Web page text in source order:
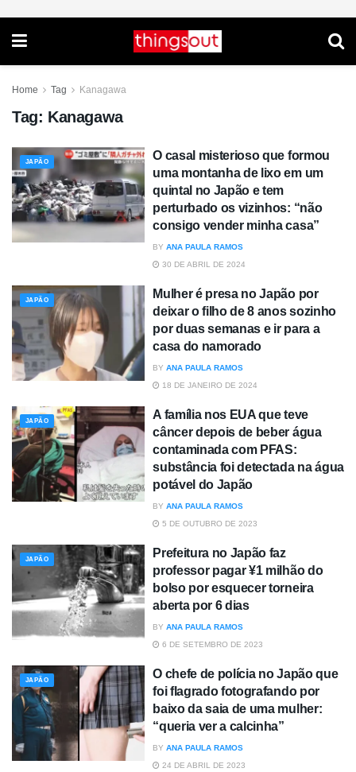
Home Tag Kanagawa
Tag: Kanagawa
JAPÃO
O casal misterioso que formou
uma montanha de lixo em um
quintal no Japão e tem
perturbado os vizinhos: “não
consigo vender minha casa”
BY ANA PAULA RAMOS
30 DE ABRIL DE 2024
JAPÃO
Mulher é presa no Japão por
deixar o filho de 8 anos sozinho
por duas semanas e ir para a
casa do namorado
BY ANA PAULA RAMOS
18 DE JANEIRO DE 2024
JAPÃO
A família nos EUA que teve
câncer depois de beber água
contaminada com PFAS:
substância foi detectada na água
potável do Japão
BY ANA PAULA RAMOS
5 DE OUTUBRO DE 2023
JAPÃO
Prefeitura no Japão faz
professor pagar ¥1 milhão do
bolso por esquecer torneira
aberta por 6 dias
BY ANA PAULA RAMOS
6 DE SETEMBRO DE 2023
JAPÃO
O chefe de polícia no Japão que
foi flagrado fotografando por
baixo da saia de uma mulher:
“queria ver a calcinha”
BY ANA PAULA RAMOS
24 DE ABRIL DE 2023